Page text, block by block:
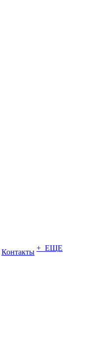
Контакты + ЕЩЕ